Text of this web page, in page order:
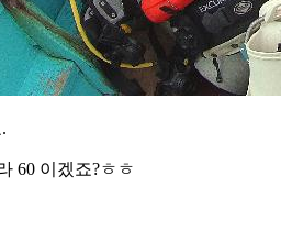
60 이겠죠?ㅎㅎ